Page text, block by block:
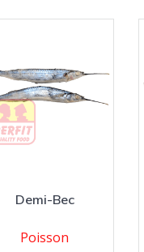
Demi-Bec
Poisson